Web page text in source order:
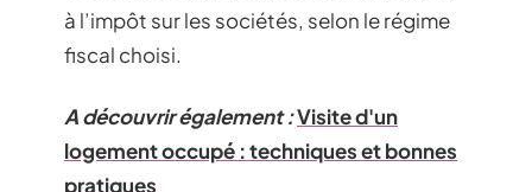
à l’impôt sur les sociétés, selon le régime
fiscal choisi.
A découvrir également :Visite d'un
logement occupé : techniques et bonnes
pratiques